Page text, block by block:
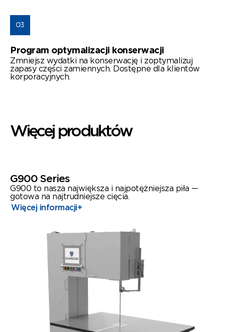
Program optymalizacji konserwacji
Zmniejsz wydatki na konserwację i zoptymalizuj
zapasy części zamiennych. Dostępne dla klientów
korporacyjnych.
Więcej produktów
G900 Series
G900 to nasza największa i najpotężniejsza piła —
gotowa na najtrudniejsze cięcia.
Więcej informacji+